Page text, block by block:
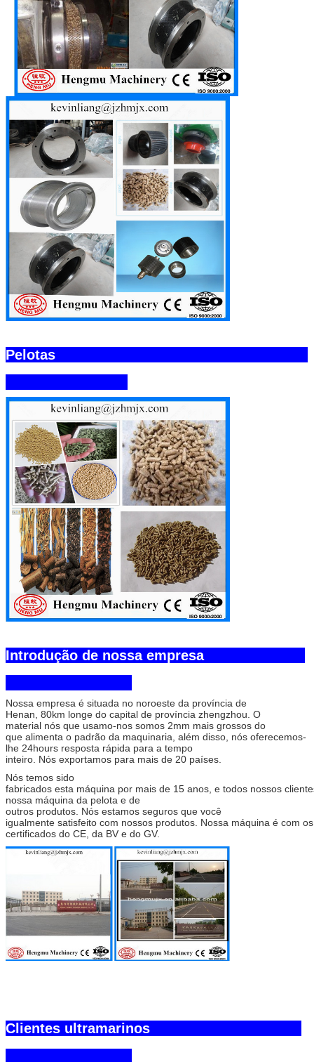
Pelotas
Introdução de nossa empresa
Nossa empresa é situada no noroeste da província de
Henan, 80km longe do capital de província zhengzhou. O
material nós que usamo-nos somos 2mm mais grossos do
que alimenta o padrão da maquinaria, além disso, nós oferecemos-
lhe 24hours resposta rápida para a tempo
inteiro. Nós exportamos para mais de 20 países.
Nós temos sido
fabricados esta máquina por mais de 15 anos, e todos nossos
nossa máquina da pelota e de
outros produtos. Nós estamos seguros que você
igualmente satisfeito com nossos produtos. Nossa máquina é com os
certificados do CE, da BV e do GV.
Clientes ultramarinos